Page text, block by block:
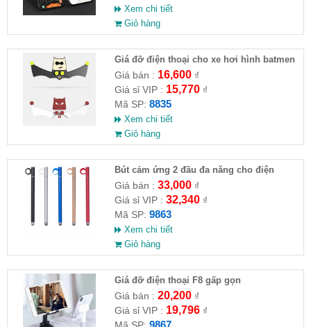
Xem chi tiết
Giỏ hàng
Giá đỡ điện thoại cho xe hơi hình batmen
Giá bán : 16,600₫
Giá sỉ VIP : 15,770₫
Mã SP: 8835
Xem chi tiết
Giỏ hàng
Bút cảm ứng 2 đầu đa năng cho điện
thoại, máy tính bảng
Giá bán : 33,000₫
Giá sỉ VIP : 32,340₫
Mã SP: 9863
Xem chi tiết
Giỏ hàng
Giá đỡ điện thoại F8 gấp gọn
Giá bán : 20,200₫
Giá sỉ VIP : 19,796₫
Mã SP: 9867